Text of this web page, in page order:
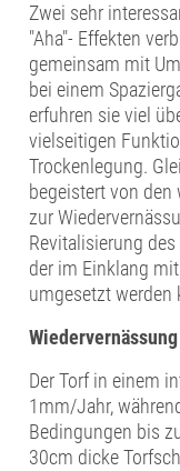
Zwei sehr
"Aha"- Effekten
gemeinsam mit
bei einem
erfuhren sie viel
vielseitigen
Trockenlegung.
begeistert von
zur
Revitalisierung
der im Einklang
umgesetzt werden
Der Torf in einem
1mm/Jahr,
Bedingungen bis
30cm dicke